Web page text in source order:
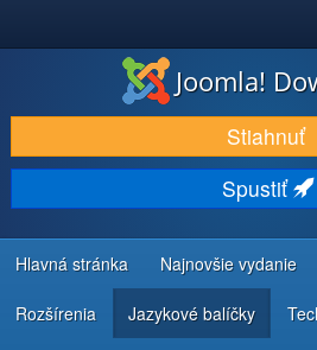
STIAHNUŤ & ROZŠÍRIŤ
OBJAVUJTE & UČTE SA
KOMUNITA & PODPORA
ZDROJE INFORMÁCIÍ PRE VÝVOJÁROV
Joomla!
Stiahnuť
Spustiť
Hlavná stránka Najnovšie vydanie
Rozšírenia Jazykové balíčky